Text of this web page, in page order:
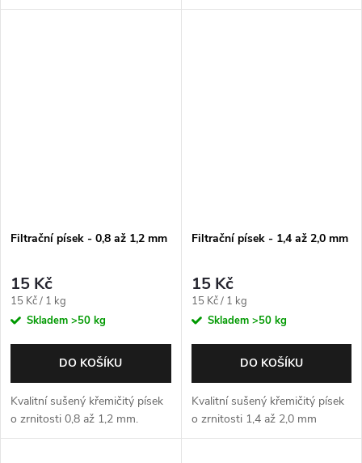
manganem a amonnými ionty.
Filtrační písek - 0,8 až 1,2 mm
15 Kč
Měrná
cena:
15 Kč / 1 kg
Skladem >50 kg
DO KOŠÍKU
Kvalitní sušený křemičitý písek
o zrnitosti 0,8 až 1,2 mm.
Filtrační písek - 1,4 až 2,0 mm
15 Kč
Měrná
cena:
15 Kč / 1 kg
Skladem >50 kg
DO KOŠÍKU
Kvalitní sušený křemičitý písek
o zrnitosti 1,4 až 2,0 mm